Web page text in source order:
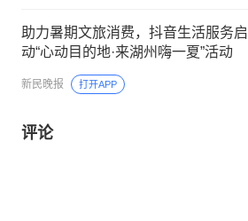
助力暑期文旅消费，抖音生活服务启
动“心动目的地·来湖州嗨一夏”活动
新民晚报 打开APP
评论